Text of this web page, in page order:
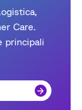
Care.
principali